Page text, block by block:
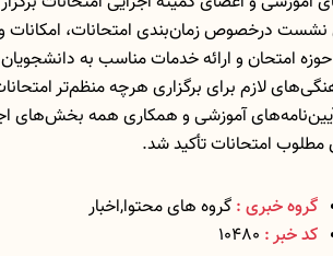
نشست درخصوص زمان‌بندی امتحانات، امکانات
امتحان و ارائه خدمات مناسب به
لازم برای برگزاری هرچه منظم‌تر
آموزشی و همکاری همه بخش‌های
مطلوب امتحانات تأکید شد.
گروه خبری : گروه های محتوا,اخبار
کد خبر : 10480